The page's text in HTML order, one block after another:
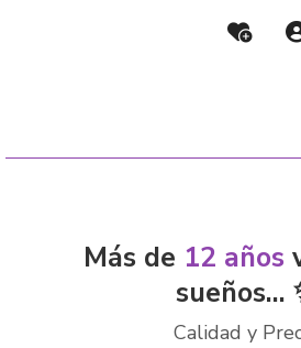
Más de 12 años
sueños...
Calidad y